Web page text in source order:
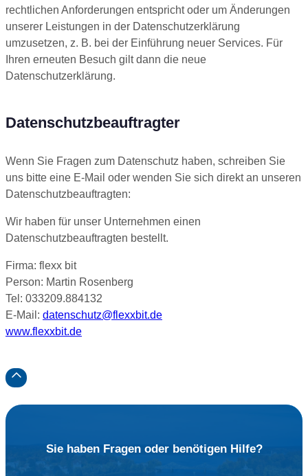
rechtlichen Anforderungen entspricht oder um Änderungen
unserer Leistungen in der Datenschutzerklärung
umzusetzen, z. B. bei der Einführung neuer Services. Für
Ihren erneuten Besuch gilt dann die neue
Datenschutzerklärung.
Datenschutzbeauftragter
Wenn Sie Fragen zum Datenschutz haben, schreiben Sie
uns bitte eine E-Mail oder wenden Sie sich direkt an unseren
Datenschutzbeauftragten:
Wir haben für unser Unternehmen einen
Datenschutzbeauftragten bestellt.
Firma: flexx bit
Person: Martin Rosenberg
Tel: 033209.884132
E-Mail: datenschutz@flexxbit.de
www.flexxbit.de
Label
Sie haben Fragen oder benötigen Hilfe?